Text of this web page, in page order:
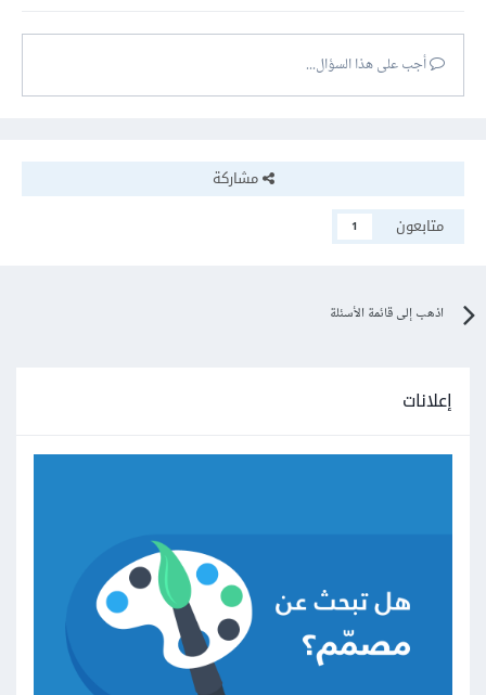
أجب على هذا السؤال...
مشاركة
متابعون
1
اذهب إلى قائمة الأسئلة
إعلانات